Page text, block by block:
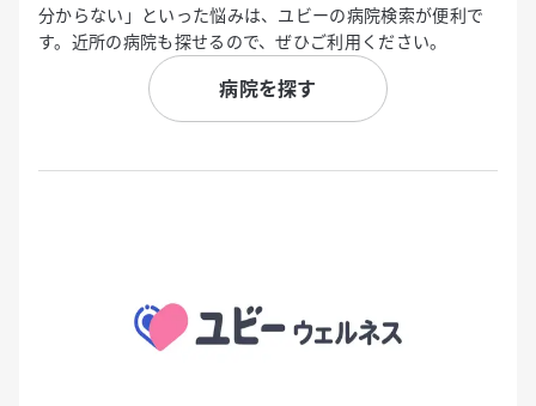
分からない」といった悩みは、ユビーの病院検索が便利で
す。近所の病院も探せるので、ぜひご利用ください。
病院を探す